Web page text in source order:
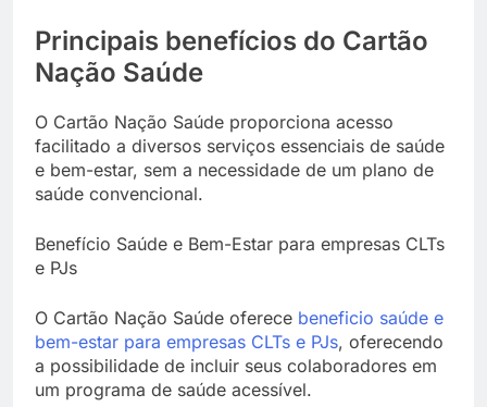
Principais benefícios do Cartão
Nação Saúde
O Cartão Nação Saúde proporciona acesso
facilitado a diversos serviços essenciais de saúde
e bem-estar, sem a necessidade de um plano de
saúde convencional.
Benefício Saúde e Bem-Estar para empresas CLTs
e PJs
O Cartão Nação Saúde oferece beneficio saúde e
bem-estar para empresas CLTs e PJs, oferecendo
a possibilidade de incluir seus colaboradores em
um programa de saúde acessível.